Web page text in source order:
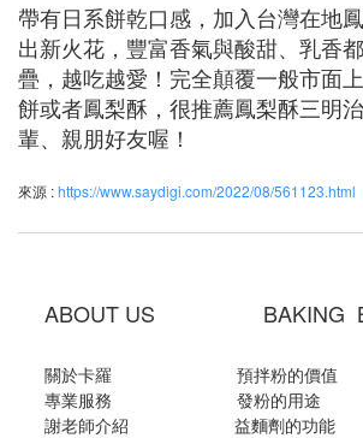
帶有日系餅乾口感，加入台灣在地
出新火花，豐富香氣與酸甜、乳香
疊，越吃越愛！完全顛覆一般市面
餅或者鳳梨酥，很推薦鳳梨酥三明
輩、親朋好友喔！
來源 :https://www.saydigi.com/2022/08/561123.html
ABOUT US BAKING
關於卡羅
預拌粉的價值
專業服務
發粉的用途
謝老師介紹
益麵劑的功能